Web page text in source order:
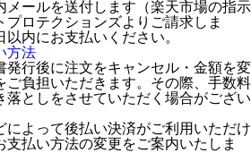
メールを送付します（楽天市場の指示
プロテクションズよりご請求しま
内にお支払いください。
方法
発行後に注文をキャンセル・金額を変
ご負担いただきます。その際、手数料
落としをさせていただく場合がござい
によって後払い決済がご利用いただけ
支払い方法の変更をご案内いたしま